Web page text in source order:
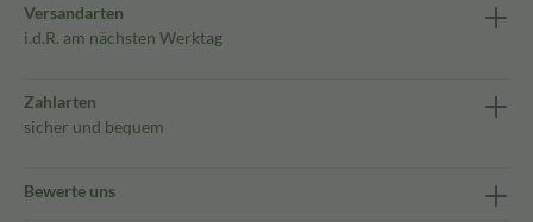
Versandarten
i.d.R. am nächsten Werktag
Zahlarten
sicher und bequem
Bewerte uns